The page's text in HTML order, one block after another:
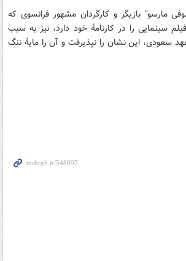
مارسو" بازیگر و کارگردان مشهور فرانسوی که
اول بیش از 40 فیلم سینمایی را در کارنامۀ خود دارد، نیز به سبب
سعودی، این نشان را نپذیرفت و آن را مایۀ ننگ